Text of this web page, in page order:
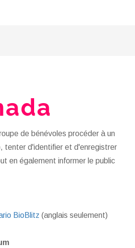
de bénévoles procéder à un
tenter d'identifier et d'enregistrer
en également informer le public
BioBlitz (anglais seulement)